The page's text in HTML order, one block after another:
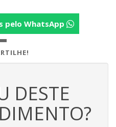
pelo WhatsApp
DESTE